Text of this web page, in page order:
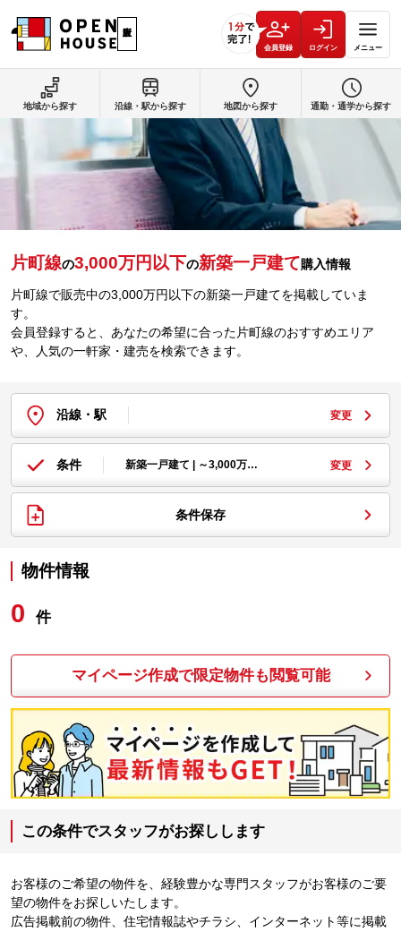
会員登録 ログイン メニュー
片町線の3,000万円以下の新築一戸建て購入情報
片町線で販売中の3,000万円以下の新築一戸建てを掲載していま
す。
会員登録すると、あなたの希望に合った片町線のおすすめエリア
や、人気の一軒家・建売を検索できます。
沿線・駅 変更
条件 新築一戸建て | ～3,000万… 変更
条件保存
物件情報
0 件
マイページ作成で限定物件も閲覧可能
この条件でスタッフがお探しします
お客様のご希望の物件を、経験豊かな専門スタッフがお客様のご要
望の物件をお探しいたします。
広告掲載前の物件、住宅情報誌やチラシ、インターネット等に掲載
地域から探す 沿線・駅から探す 地図から探す 通勤・通学から探す